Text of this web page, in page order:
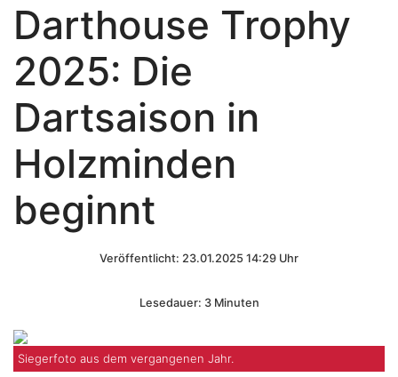
Darthouse Trophy
2025: Die
Dartsaison in
Holzminden
beginnt
Veröffentlicht: 23.01.2025 14:29 Uhr
Lesedauer: 3 Minuten
Siegerfoto aus dem vergangenen Jahr.